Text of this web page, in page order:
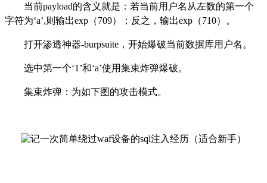
当前payload的含义就是：若当前用户名从左数的第一个
字符为‘a’,则输出exp（709）；反之，输出exp（710）。
打开渗透神器-burpsuite，开始爆破当前数据库用户名。
选中第一个‘1’和‘a’使用集束炸弹爆破。
集束炸弹：为如下图的攻击模式。